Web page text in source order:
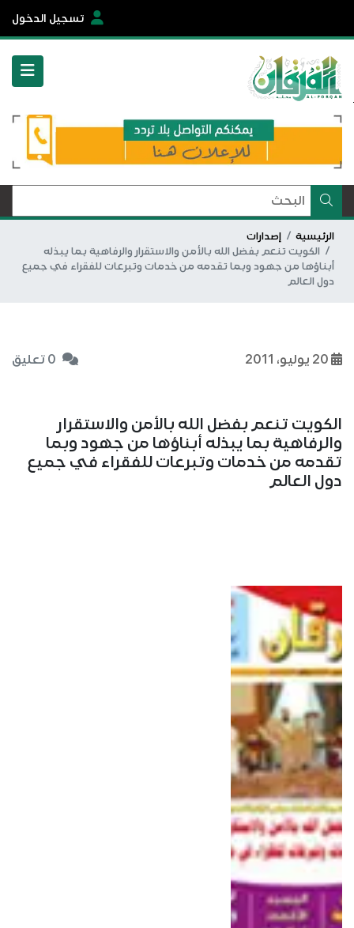
تسجيل الدخول
الرئيسية
إصدارات
الكويت تنعم بفضل الله بالأمن والاستقرار والرفاهية بما يبذله
أبناؤها من جهود وبما تقدمه من خدمات وتبرعات للفقراء في جميع
دول العالم
0 تعليق
الكويت تنعم بفضل الله بالأمن والاستقرار
والرفاهية بما يبذله أبناؤها من جهود وبما
تقدمه من خدمات وتبرعات للفقراء في جميع
دول العالم